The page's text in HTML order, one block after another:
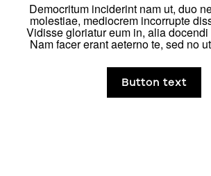
Democritum inciderint nam ut, duo
molestiae, mediocrem incorrupte
Vidisse gloriatur eum in, alia docendi
Nam facer erant aeterno te, sed no
Button text